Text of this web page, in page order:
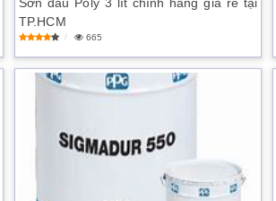
TP.HCM
665